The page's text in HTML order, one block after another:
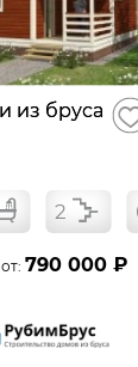
из бруса
2
от:790 000 ₽